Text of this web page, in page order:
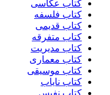
کتاب عکاسی
کتاب فلسفه
کتاب قدیمی
کتاب متفرقه
کتاب مدیریت
کتاب معماری
کتاب موسیقی
کتاب نایاب
کتاب نفیس